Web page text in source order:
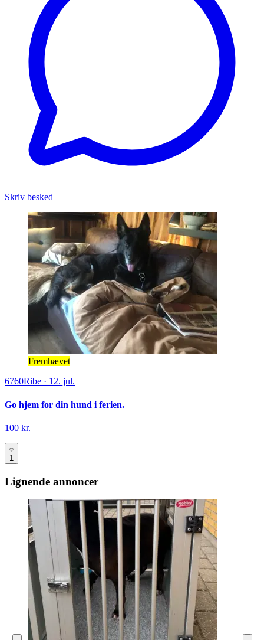
Skriv besked
Fremhævet
6760Ribe · 12. jul.
Go hjem for din hund i ferien.
100 kr.
1
Lignende annoncer